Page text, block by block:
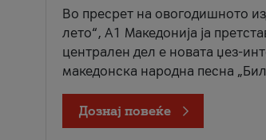
Во пресрет на овогодишното
лето“, А1 Македонија ја
централен дел е новата џез-
македонска народна песна
Дознај повеќе